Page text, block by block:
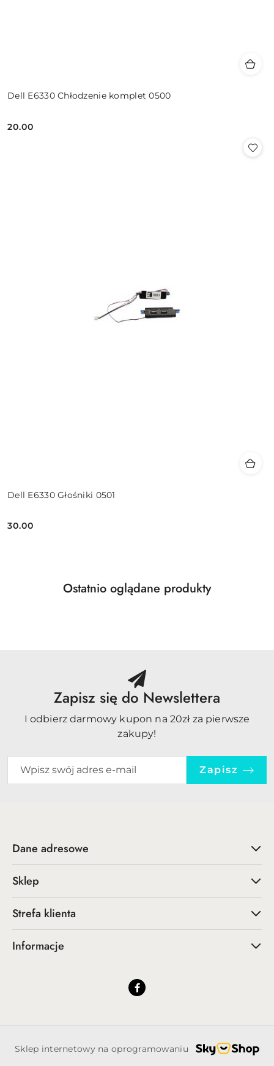
Dell E6330 Chłodzenie komplet 0500
Cena:
20.00
Dell E6330 Głośniki 0501
Cena:
30.00
Pomiń karuzelę produktów
Produkty
Ostatnio oglądane produkty
Zapisz się do Newslettera
I odbierz darmowy kupon na 20zł za pierwsze
zakupy!
Zapisz
Dane adresowe
Sklep
Strefa klienta
Informacje
Sklep internetowy na oprogramowaniu